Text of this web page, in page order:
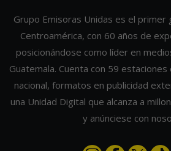
Grupo Emisoras Unidas es el
Centroamérica, con 60 años de
posicionándose como líder en
Guatemala. Cuenta con 59
nacional, formatos en publicidad
una Unidad Digital que alcanza a
y anúnciese con